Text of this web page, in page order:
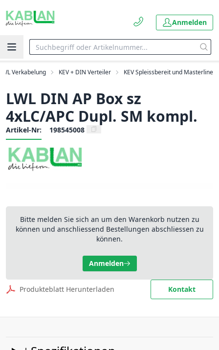
Anmelden
Verkabelung KEV + DIN Verteiler KEV Spleissbereit und Masterline
LWL DIN AP Box sz
4xLC/APC Dupl. SM kompl.
Artikel-Nr: 198545008
Bitte melden Sie sich an um den Warenkorb nutzen zu
können und anschliessend Bestellungen abschliessen zu
können.
Anmelden
Produkteblatt Herunterladen Kontakt